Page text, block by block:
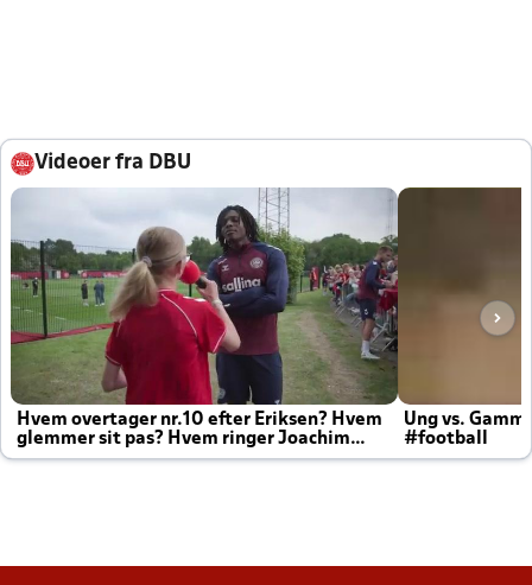
Videoer fra DBU
Hvem overtager nr.10 efter Eriksen? Hvem
glemmer sit pas? Hvem ringer Joachim
altid til efter kampe?
Ung vs.
#football